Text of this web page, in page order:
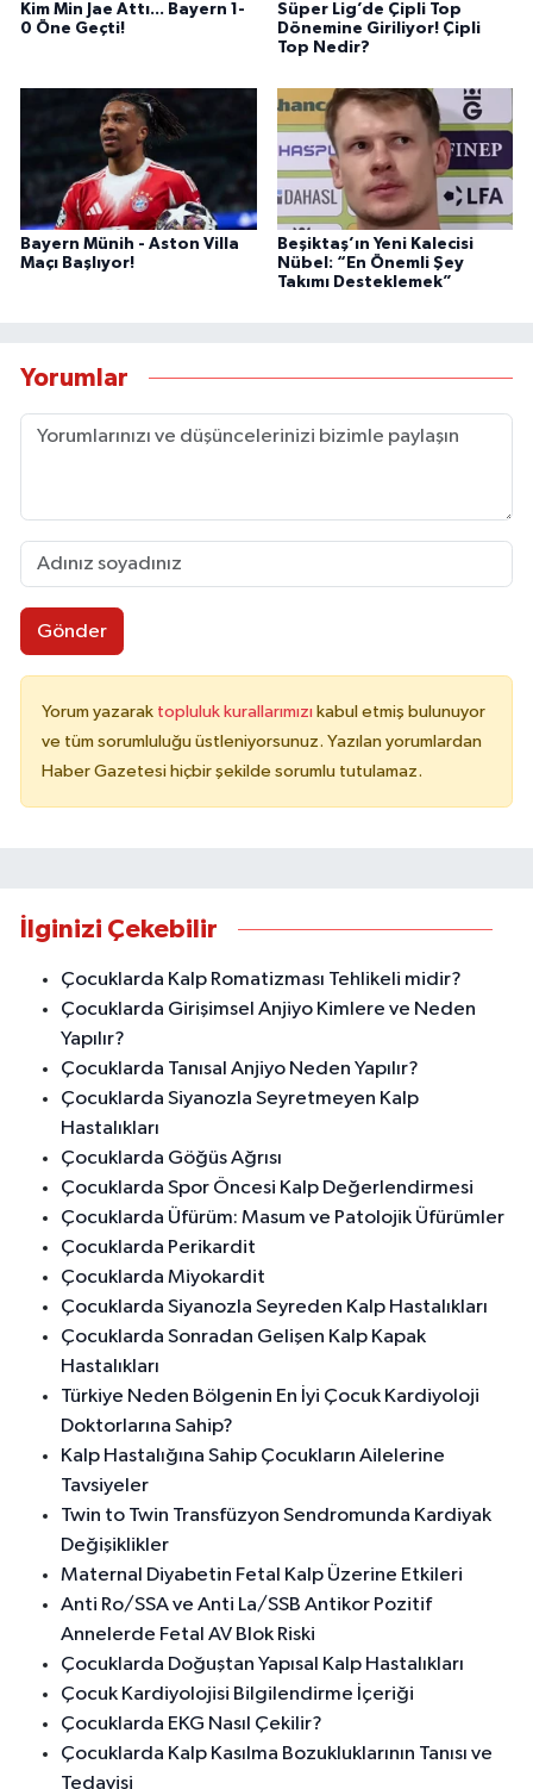
Kim Min Jae Attı... Bayern 1-
0 Öne Geçti!
Süper Lig’de Çipli Top
Dönemine Giriliyor! Çipli
Top Nedir?
Bayern Münih - Aston Villa
Maçı Başlıyor!
Beşiktaş’ın Yeni Kalecisi
Nübel: “En Önemli Şey
Takımı Desteklemek”
Yorumlar
Gönder
Yorum yazarak topluluk kurallarımızı kabul etmiş bulunuyor
ve tüm sorumluluğu üstleniyorsunuz. Yazılan yorumlardan
Haber Gazetesi hiçbir şekilde sorumlu tutulamaz.
İlginizi Çekebilir
Çocuklarda Kalp Romatizması Tehlikeli midir?
Çocuklarda Girişimsel Anjiyo Kimlere ve Neden
Yapılır?
Çocuklarda Tanısal Anjiyo Neden Yapılır?
Çocuklarda Siyanozla Seyretmeyen Kalp
Hastalıkları
Çocuklarda Göğüs Ağrısı
Çocuklarda Spor Öncesi Kalp Değerlendirmesi
Çocuklarda Üfürüm: Masum ve Patolojik Üfürümler
Çocuklarda Perikardit
Çocuklarda Miyokardit
Çocuklarda Siyanozla Seyreden Kalp Hastalıkları
Çocuklarda Sonradan Gelişen Kalp Kapak
Hastalıkları
Türkiye Neden Bölgenin En İyi Çocuk Kardiyoloji
Doktorlarına Sahip?
Kalp Hastalığına Sahip Çocukların Ailelerine
Tavsiyeler
Twin to Twin Transfüzyon Sendromunda Kardiyak
Değişiklikler
Maternal Diyabetin Fetal Kalp Üzerine Etkileri
Anti Ro/SSA ve Anti La/SSB Antikor Pozitif
Annelerde Fetal AV Blok Riski
Çocuklarda Doğuştan Yapısal Kalp Hastalıkları
Çocuk Kardiyolojisi Bilgilendirme İçeriği
Çocuklarda EKG Nasıl Çekilir?
Çocuklarda Kalp Kasılma Bozukluklarının Tanısı ve
Tedavisi